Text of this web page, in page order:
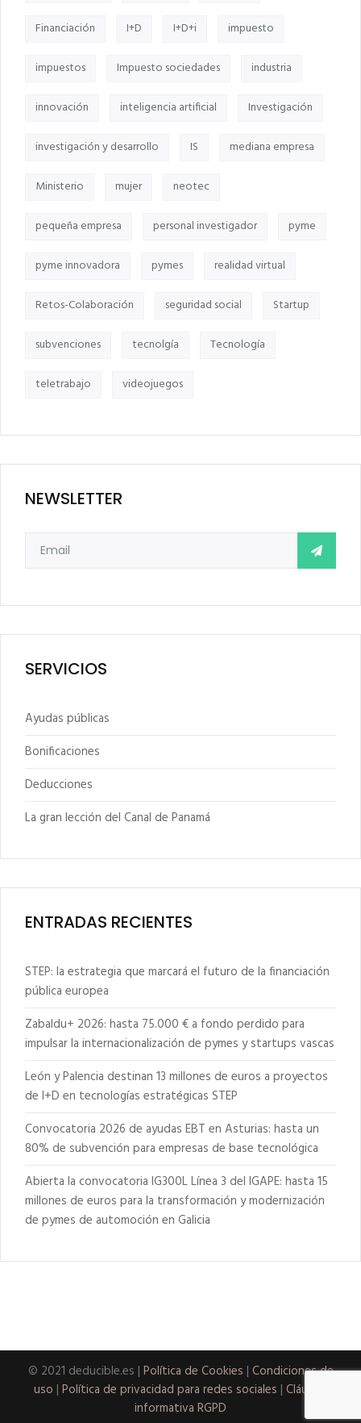
Financiación I+D I+D+i impuesto
impuestos Impuesto sociedades industria
innovación inteligencia artificial Investigación
investigación y desarrollo IS mediana empresa
Ministerio mujer neotec
pequeña empresa personal investigador pyme
pyme innovadora pymes realidad virtual
Retos-Colaboración seguridad social Startup
subvenciones tecnolgía Tecnología
teletrabajo videojuegos
NEWSLETTER
SERVICIOS
Ayudas públicas
Bonificaciones
Deducciones
La gran lección del Canal de Panamá
ENTRADAS RECIENTES
STEP: la estrategia que marcará el futuro de la financiación
pública europea
Zabaldu+ 2026: hasta 75.000 € a fondo perdido para
impulsar la internacionalización de pymes y startups vascas
León y Palencia destinan 13 millones de euros a proyectos
de I+D en tecnologías estratégicas STEP
Convocatoria 2026 de ayudas EBT en Asturias: hasta un
80% de subvención para empresas de base tecnológica
Abierta la convocatoria IG300L Línea 3 del IGAPE: hasta 15
millones de euros para la transformación y modernización
de pymes de automoción en Galicia
© 2021 deducible.es | Política de Cookies | Condiciones de
uso | Política de privacidad para redes sociales | Cláusula
informativa RGPD